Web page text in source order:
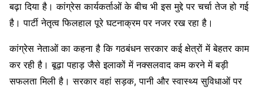
बढ़ा दिया है। कांग्रेस कार्यकर्ताओं के बीच भी इस मुद्दे पर चर्चा तेज हो गई
है। पार्टी नेतृत्व फिलहाल पूरे घटनाक्रम पर नजर रख रहा है।
कांग्रेस नेताओं का कहना है कि गठबंधन सरकार कई क्षेत्रों में बेहतर काम
कर रही है। बूढ़ा पहाड़ जैसे इलाकों में नक्सलवाद कम करने में बड़ी
सफलता मिली है। सरकार वहां सड़क, पानी और स्वास्थ्य सुविधाओं पर